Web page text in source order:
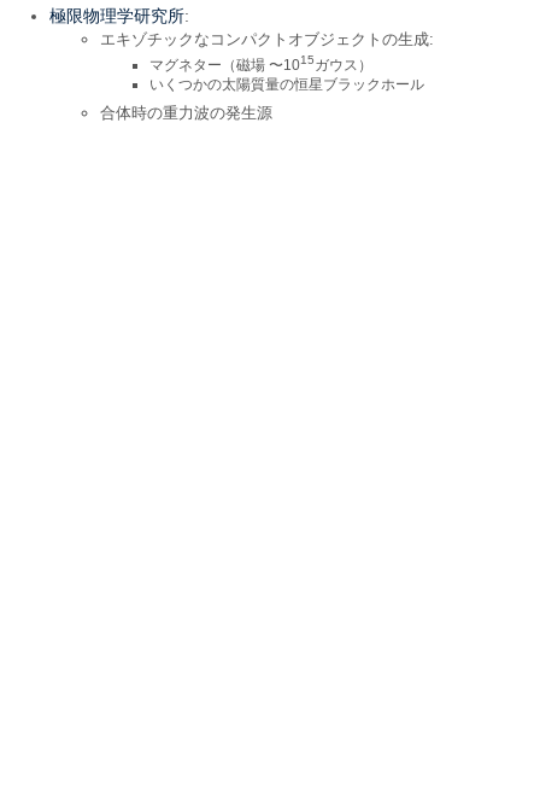
極限物理学研究所:
エキゾチックなコンパクトオブジェクトの生成:
マグネター（磁場 〜1015ガウス）
いくつかの太陽質量の恒星ブラックホール
合体時の重力波の発生源